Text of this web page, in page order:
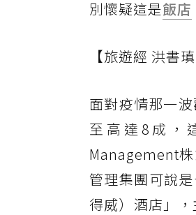
別懷疑這是飯店
【旅遊經 洪書瑱
面對疫情那一
至高達8成，
Management
管理集團可說
得威）酒店」